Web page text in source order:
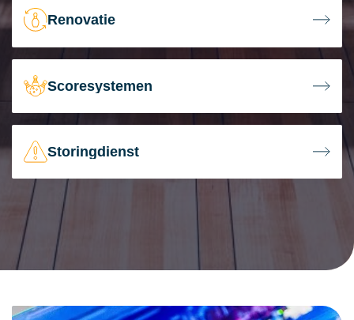
Renovatie
Scoresystemen
Storingdienst